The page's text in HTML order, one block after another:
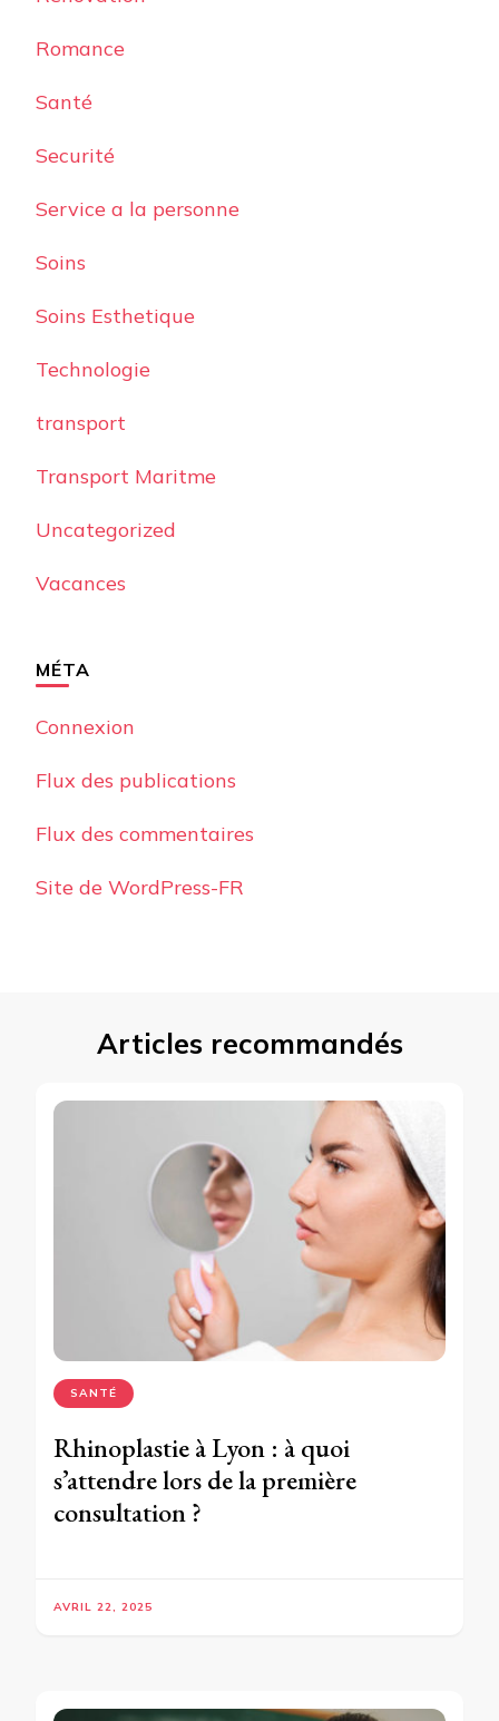
Romance
Santé
Securité
Service a la personne
Soins
Soins Esthetique
Technologie
transport
Transport Maritme
Uncategorized
Vacances
MÉTA
Connexion
Flux des publications
Flux des commentaires
Site de WordPress-FR
Articles recommandés
SANTÉ
Rhinoplastie à Lyon : à quoi
s’attendre lors de la première
consultation ?
AVRIL 22, 2025